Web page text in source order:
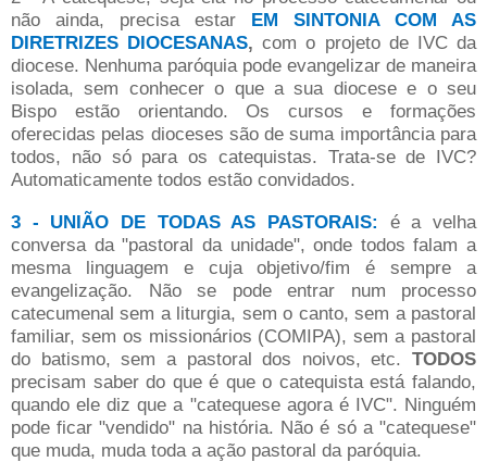
não ainda, precisa estar EM SINTONIA COM AS
DIRETRIZES DIOCESANAS,com o projeto de IVC da
diocese. Nenhuma paróquia pode evangelizar de maneira
isolada, sem conhecer o que a sua diocese e o seu
Bispo estão orientando. Os cursos e formações
oferecidas pelas dioceses são de suma importância para
todos, não só para os catequistas. Trata-se de IVC?
Automaticamente todos estão convidados.
3 - UNIÃO DE TODAS AS PASTORAIS:
é a velha
conversa da "pastoral da unidade", onde todos falam a
mesma linguagem e cuja objetivo/fim é sempre a
evangelização. Não se pode entrar num processo
catecumenal sem a liturgia, sem o canto, sem a pastoral
familiar, sem os missionários (COMIPA), sem a pastoral
do batismo, sem a pastoral dos noivos, etc. TODOS
precisam saber do que é que o catequista está falando,
quando ele diz que a "catequese agora é IVC". Ninguém
pode ficar "vendido" na história. Não é só a "catequese"
que muda, muda toda a ação pastoral da paróquia.